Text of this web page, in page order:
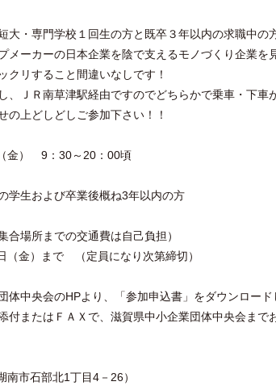
大・専門学校１回生の方と既卒３年以内の求職中の
メーカーの日本企業を陰で支えるモノづくり企業を
クリすること間違いなしです！
ＪＲ南草津駅経由ですのでどちらかで乗車・下車
の上どしどしご参加下さい！！
） 9：30～20：00頃
学生および卒業後概ね3年以内の方
所までの交通費は自己負担）
金）まで （定員になり次第締切）
中央会のHPより、「参加申込書」をダウンロード
付またはＦＡＸで、滋賀県中小企業団体中央会まで
市石部北1丁目4－26）